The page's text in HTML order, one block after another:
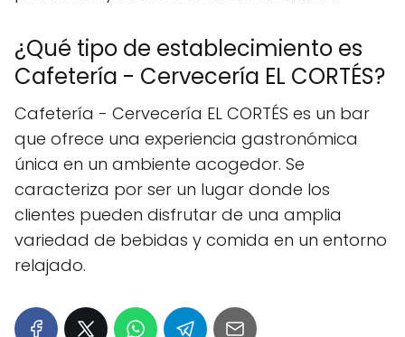
¿Qué tipo de establecimiento es
Cafetería - Cervecería EL CORTÉS?
Cafetería - Cervecería EL CORTÉS es un bar
que ofrece una experiencia gastronómica
única en un ambiente acogedor. Se
caracteriza por ser un lugar donde los
clientes pueden disfrutar de una amplia
variedad de bebidas y comida en un entorno
relajado.